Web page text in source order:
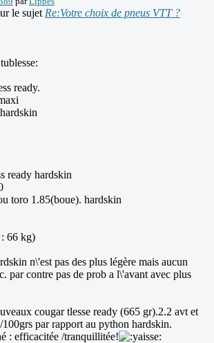
le sujet Re:Votre choix de pneus VTT ?
ready.
ready hardskin
toro 1.85(boue). hardskin
66 kg)
n\'est pas des plus légère mais aucun
par contre pas de prob a l\'avant avec plus
cougar tlesse ready (665 gr).2.2 avt et
par rapport au python hardskin.
: efficacitée /tranquillitée!